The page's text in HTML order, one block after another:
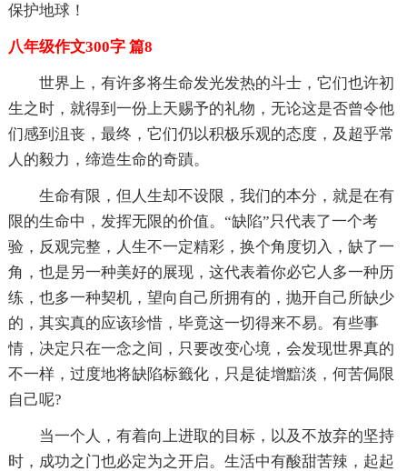
保护地球！
八年级作文300字 篇8
世界上，有许多将生命发光发热的斗士，它们也许初
生之时，就得到一份上天赐予的礼物，无论这是否曾令他
们感到沮丧，最终，它们仍以积极乐观的态度，及超乎常
人的毅力，缔造生命的奇蹟。
生命有限，但人生却不设限，我们的本分，就是在有
限的生命中，发挥无限的价值。“缺陷”只代表了一个考
验，反观完整，人生不一定精彩，换个角度切入，缺了一
角，也是另一种美好的展现，这代表着你必它人多一种历
练，也多一种契机，望向自己所拥有的，抛开自己所缺少
的，其实真的应该珍惜，毕竟这一切得来不易。有些事
情，决定只在一念之间，只要改变心境，会发现世界真的
不一样，过度地将缺陷标籤化，只是徒增黯淡，何苦侷限
自己呢?
当一个人，有着向上进取的目标，以及不放弃的坚持
时，成功之门也必定为之开启。生活中有酸甜苦辣，起起